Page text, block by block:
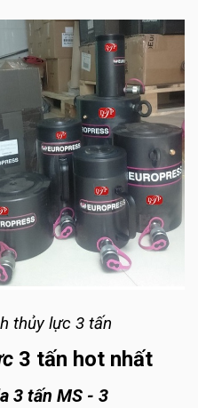
thủy lực 3 tấn
3 tấn hot nhất
3 tấn MS - 3